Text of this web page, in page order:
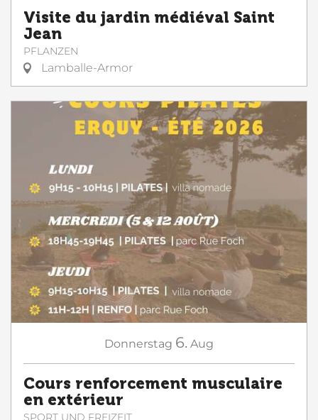
Visite du jardin médiéval Saint
Jean
PFLANZEN
Lamballe-Armor
Donnerstag 6. Aug
Cours renforcement musculaire
en extérieur
SPORT UND FREIZEIT